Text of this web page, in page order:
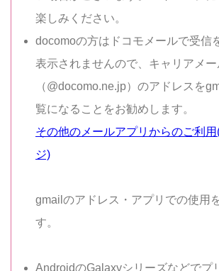
楽しみください。
docomoの方はドコモメールで受信
表示されませんので、キャリアメー
（@docomo.ne.jp）のアドレスを
覧になることをお勧めします。
その他のメールアプリからのご利
ジ)
gmailのアドレス・アプリでの使用
す。
AndroidのGalaxyシリーズなどでプ